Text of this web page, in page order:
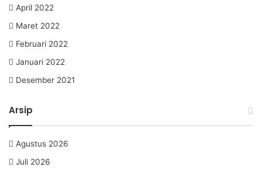
April 2022
Maret 2022
Februari 2022
Januari 2022
Desember 2021
Arsip
Agustus 2026
Juli 2026